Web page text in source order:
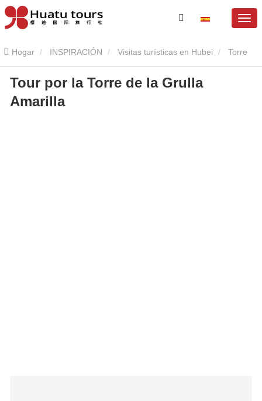
Hogar INSPIRACIÓN Visitas turísticas en Hubei Torre
de la grúa amarilla Tour por la Torre de la Grulla Amarilla
Tour por la Torre de la Grulla
Amarilla